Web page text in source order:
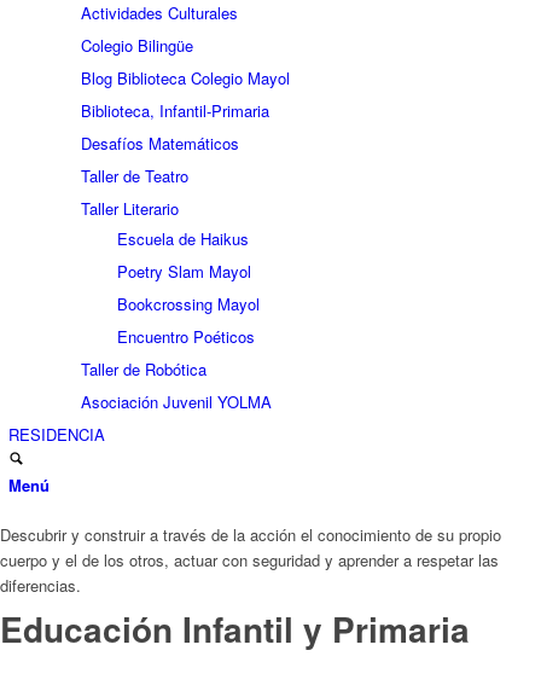
Actividades Culturales
Colegio Bilingüe
Blog Biblioteca Colegio Mayol
Biblioteca, Infantil-Primaria
Desafíos Matemáticos
Taller de Teatro
Taller Literario
Escuela de Haikus
Poetry Slam Mayol
Bookcrossing Mayol
Encuentro Poéticos
Taller de Robótica
Asociación Juvenil YOLMA
RESIDENCIA
Menú
Descubrir y construir a través de la acción el conocimiento de su propio
cuerpo y el de los otros, actuar con seguridad y aprender a respetar las
diferencias.
Educación Infantil y Primaria